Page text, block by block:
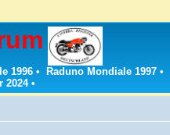
1996 • Raduno Mondiale 1997 •
2024•